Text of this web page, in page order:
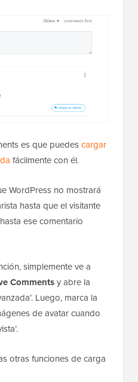
es que puedescargar
fácilmente con él.
WordPress no mostrará
hasta que el visitante
ese comentario
simplemente ve a
Commentsy abre la
Luego, marca la
de avatar cuando
otras funciones de carga